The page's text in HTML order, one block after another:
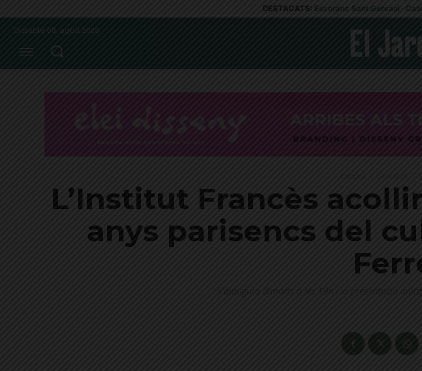
DESTACATS: Esvoranc Sant Gervasi ·
Dissabte 08, agost 2026
Destacat
L’Institut Francès
anys parisencs del
S'inaugura dimarts a les 19h i la presentació